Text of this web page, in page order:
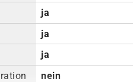
ja
ja
ja
nein